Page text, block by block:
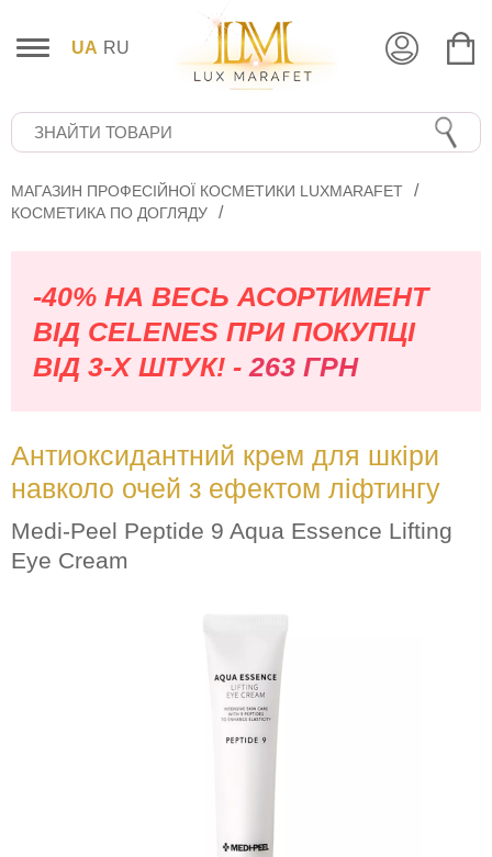
UA RU
МАГАЗИН ПРОФЕСІЙНОЇ КОСМЕТИКИ LUXMARAFET
КОСМЕТИКА ПО ДОГЛЯДУ
-40% НА ВЕСЬ АСОРТИМЕНТ
ВІД CELENES ПРИ ПОКУПЦІ
ВІД 3-Х ШТУК! - 263 ГРН
Антиоксидантний крем для шкіри
навколо очей з ефектом ліфтингу
Medi-Peel Peptide 9 Aqua Essence Lifting
Eye Cream